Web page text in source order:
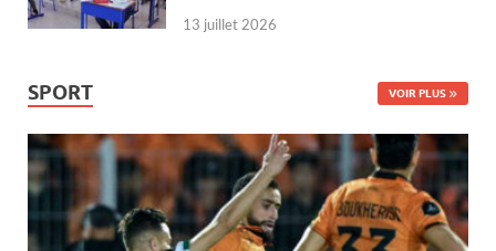
13 juillet 2026
SPORT VOIR PLUS